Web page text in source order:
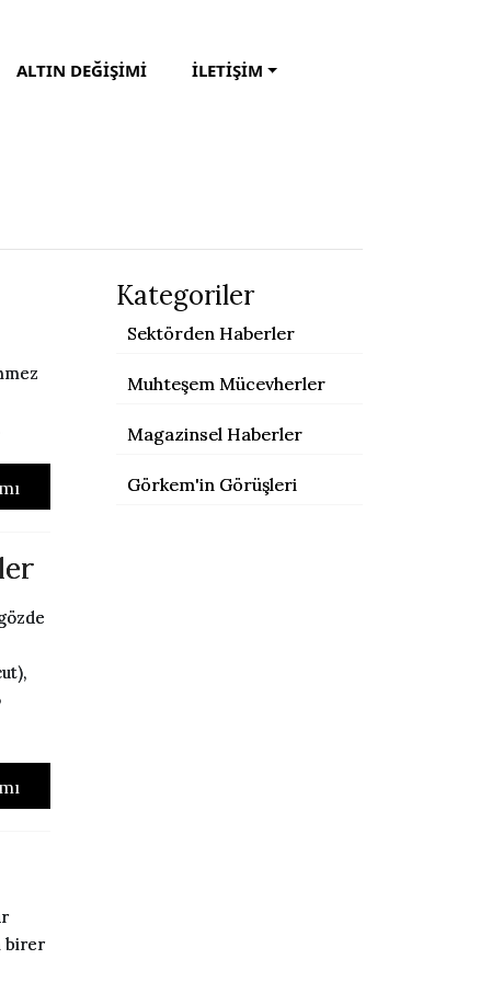
ALTIN DEĞİŞİMİ İLETİŞİM
birer
Kategoriler
Sektörden Haberler
Muhteşem Mücevherler
Magazinsel Haberler
Görkem'in Görüşleri